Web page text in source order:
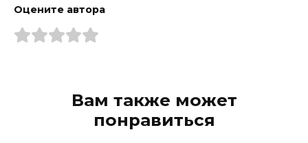
Оцените автора
Вам также может
понравиться